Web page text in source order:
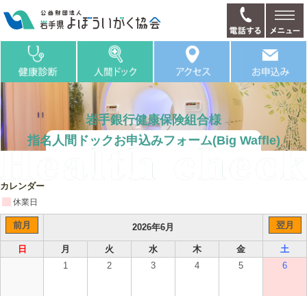
岩手銀行健康保険組合様
指名人間ドックお申込みフォーム(Big Waffle)
カレンダー
休業日
前月 2026年6月 翌月
日 月 火 水 木 金
土
1
2 3 4 5 6